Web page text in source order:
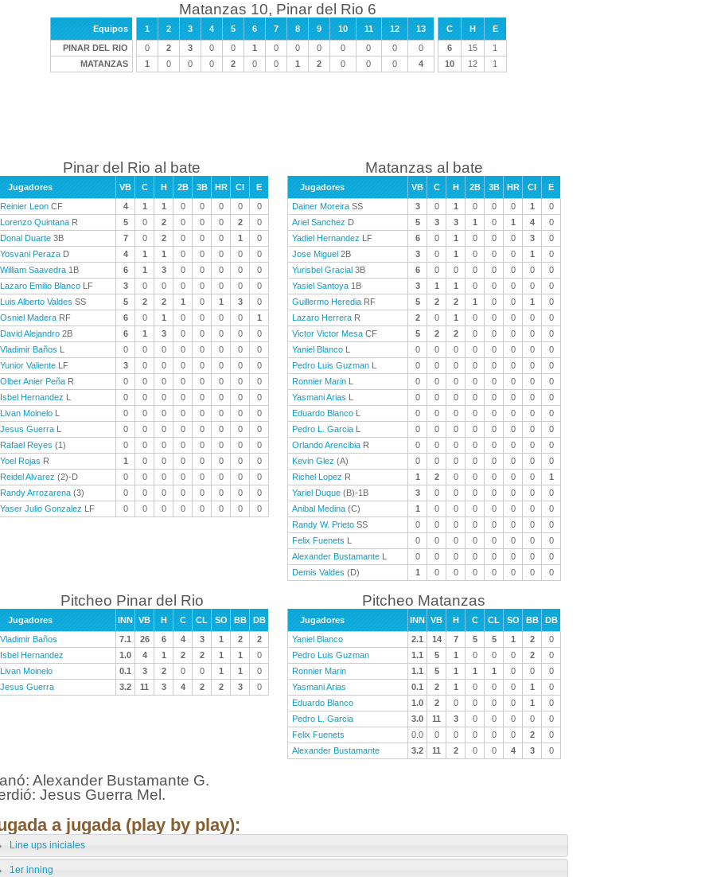
Matanzas 10, Pinar del Rio 6
Equipos 1 2 3 4 5 6 7 8 9 10 11 12 13 C H
E
PINAR DEL RIO
0 2 3 0 0 1 0 0 0 0 0 0 0 6 15
1
MATANZAS
1 0 0 0 2 0 0 1 2 0 0 0 4 10 12 1
Pinar del Rio al bate
Jugadores VB C H 2B 3B HR CI
E
Reinier Leon CF 4 1 1 0 0 0 0
0
Lorenzo Quintana R 5 0 2 0 0 0 2
0
Donal Duarte 3B 7 0 2 0 0 0 1
0
Yosvani Peraza D 4 1 1 0 0 0 0
0
William Saavedra 1B 6 1 3 0 0 0 0
0
Lazaro Emilio Blanco LF 3 0 0 0 0 0 0
0
Luis Alberto Valdes SS 5 2 2 1 0 1 3
0
Osniel Madera RF 6 0 1 0 0 0 0
1
David Alejandro 2B 6 1 3 0 0 0 0
0
Vladimir Baños L 0 0 0 0 0 0 0
0
Yunior Valiente LF 3 0 0 0 0 0 0
0
Olber Anier Peña R 0 0 0 0 0 0 0
0
Isbel Hernandez L 0 0 0 0 0 0 0
0
Livan Moinelo L 0 0 0 0 0 0 0
0
Jesus Guerra L 0 0 0 0 0 0 0
0
Rafael Reyes (1) 0 0 0 0 0 0 0
0
Yoel Rojas R 1 0 0 0 0 0 0
0
Reidel Alvarez (2)-D 0 0 0 0 0 0 0
0
Randy Arrozarena (3) 0 0 0 0 0 0 0
0
Yaser Julio Gonzalez LF 0 0 0 0 0 0 0 0
Matanzas al bate
Jugadores VB C H 2B 3B HR CI
E
Dainer Moreira SS 3 0 1 0 0 0 1
0
Ariel Sanchez D 5 3 3 1 0 1 4
0
Yadiel Hernandez LF 6 0 1 0 0 0 3
0
Jose Miguel 2B 3 0 1 0 0 0 1
0
Yurisbel Gracial 3B 6 0 0 0 0 0 0
0
Yasiel Santoya 1B 3 1 1 0 0 0 0
0
Guillermo Heredia RF 5 2 2 1 0 0 1
0
Lazaro Herrera R 2 0 1 0 0 0 0
0
Victor Victor Mesa CF 5 2 2 0 0 0 0
0
Yaniel Blanco L 0 0 0 0 0 0 0
0
Pedro Luis Guzman L 0 0 0 0 0 0 0
0
Ronnier Marin L 0 0 0 0 0 0 0
0
Yasmani Arias L 0 0 0 0 0 0 0
0
Eduardo Blanco L 0 0 0 0 0 0 0
0
Pedro L. Garcia L 0 0 0 0 0 0 0
0
Orlando Arencibia R 0 0 0 0 0 0 0
0
Kevin Glez (A) 0 0 0 0 0 0 0
0
Richel Lopez R 1 2 0 0 0 0 0
1
Yariel Duque (B)-1B 3 0 0 0 0 0 0
0
Anibal Medina (C) 1 0 0 0 0 0 0
0
Randy W. Prieto SS 0 0 0 0 0 0 0
0
Felix Fuenets L 0 0 0 0 0 0 0
0
Alexander Bustamante L 0 0 0 0 0 0 0
0
Demis Valdes (D) 1 0 0 0 0 0 0 0
Pitcheo Pinar del Rio
Jugadores INN VB H C CL SO BB
DB
Vladimir Baños
7.1 26 6 4 3 1 2
2
Isbel Hernandez
1.0 4 1 2 2 1 1
0
Livan Moinelo
0.1 3 2 0 0 1 1
0
Jesus Guerra
3.2 11 3 4 2 2 3 0
Pitcheo Matanzas
Jugadores INN VB H C CL SO BB
DB
Yaniel Blanco
2.1 14 7 5 5 1 2
0
Pedro Luis Guzman
1.1 5 1 0 0 0 2
0
Ronnier Marin
1.1 5 1 1 1 0 0
0
Yasmani Arias
0.1 2 1 0 0 0 1
0
Eduardo Blanco
1.0 2 0 0 0 0 1
0
Pedro L. Garcia
3.0 11 3 0 0 0 0
0
Felix Fuenets
0.0 0 0 0 0 0 2
0
Alexander Bustamante
3.2 11 2 0 0 4 3 0
Alexander Bustamante G.
Jesus Guerra Mel.
a jugada (play by play):
Line ups iniciales
1er inning